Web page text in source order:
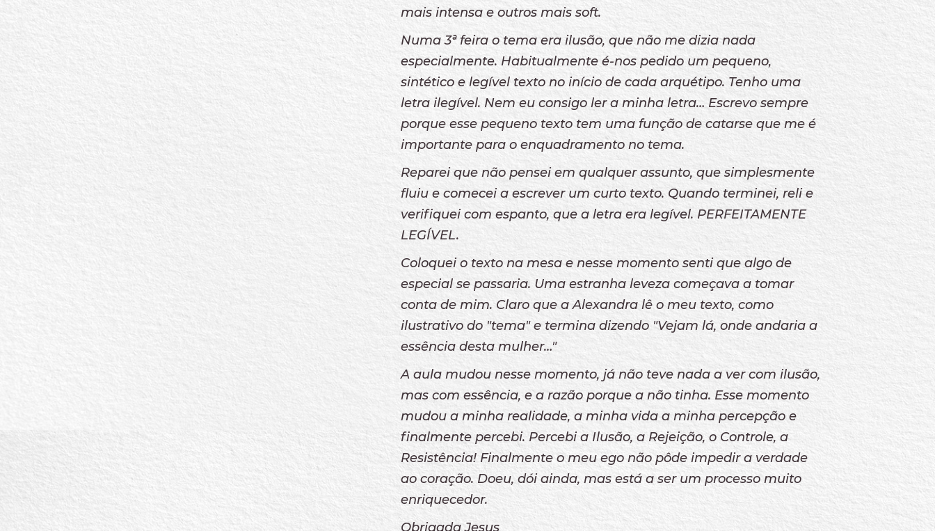
mais intensa e outros mais soft.
Numa 3ª feira o tema era ilusão, que não me dizia nada
especialmente. Habitualmente é-nos pedido um pequeno,
sintético e legível texto no início de cada arquétipo. Tenho uma
letra ilegível. Nem eu consigo ler a minha letra… Escrevo sempre
porque esse pequeno texto tem uma função de catarse que me é
importante para o enquadramento no tema.
Reparei que não pensei em qualquer assunto, que simplesmente
fluiu e comecei a escrever um curto texto. Quando terminei, reli e
verifiquei com espanto, que a letra era legível. PERFEITAMENTE
LEGÍVEL.
Coloquei o texto na mesa e nesse momento senti que algo de
especial se passaria. Uma estranha leveza começava a tomar
conta de mim. Claro que a Alexandra lê o meu texto, como
ilustrativo do "tema" e termina dizendo "Vejam lá, onde andaria a
essência desta mulher…"
A aula mudou nesse momento, já não teve nada a ver com ilusão,
mas com essência, e a razão porque a não tinha. Esse momento
mudou a minha realidade, a minha vida a minha percepção e
finalmente percebi. Percebi a Ilusão, a Rejeição, o Controle, a
Resistência! Finalmente o meu ego não pôde impedir a verdade
ao coração. Doeu, dói ainda, mas está a ser um processo muito
enriquecedor.
Obrigada Jesus